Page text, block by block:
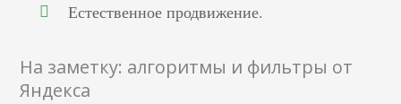
Естественное продвижение.
На заметку: алгоритмы и фильтры от
Яндекса